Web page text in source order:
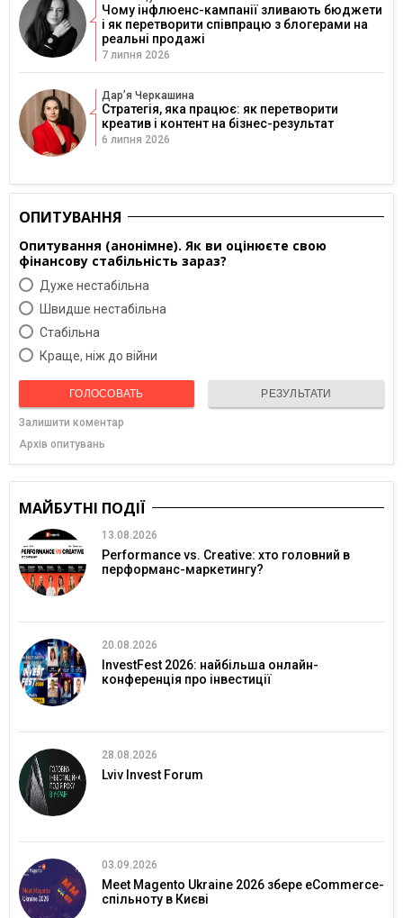
Чому інфлюенс-кампанії зливають бюджети
і як перетворити співпрацю з блогерами на
реальні продажі
7 липня 2026
Дарʼя Черкашина
Стратегія, яка працює: як перетворити
креатив і контент на бізнес-результат
6 липня 2026
ОПИТУВАННЯ
Опитування (анонімне). Як ви оцінюєте свою
фінансову стабільність зараз?
Дуже нестабільна
Швидше нестабільна
Cтабільна
Краще, ніж до війни
ГОЛОСОВАТЬ РЕЗУЛЬТАТИ
Залишити коментар
Архів опитувань
МАЙБУТНІ ПОДІЇ
13.08.2026
Performance vs. Creative: хто головний в
перформанс-маркетингу?
20.08.2026
InvestFest 2026: найбільша онлайн-
конференція про інвестиції
28.08.2026
Lviv Invest Forum
03.09.2026
Meet Magento Ukraine 2026 збере eCommerce-
спільноту в Києві